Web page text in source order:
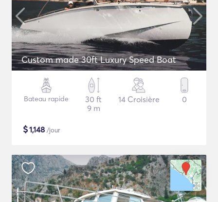
Custom made 30ft Luxury Speed Boat
Bateau rapide
30 ft
9 m
14 Croisière 0
$1,148 /jour